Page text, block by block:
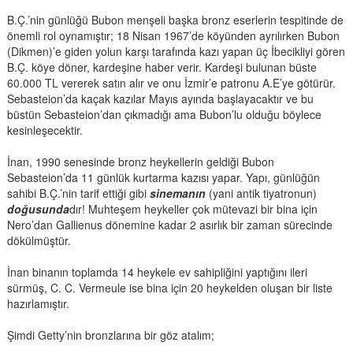
B.Ç.’nin günlüğü Bubon menşeli başka bronz eserlerin tespitinde de
önemli rol oynamıştır; 18 Nisan 1967’de köyünden ayrılırken Bubon
(Dikmen)’e giden yolun karşı tarafında kazı yapan üç İbecikliyi gören
B.Ç. köye döner, kardeşine haber verir. Kardeşi bulunan büste
60.000 TL vererek satın alır ve onu İzmir’e patronu A.E’ye götürür.
Sebasteion’da kaçak kazılar Mayıs ayında başlayacaktır ve bu
büstün Sebasteion’dan çıkmadığı ama Bubon’lu olduğu böylece
kesinleşecektir.
İnan, 1990 senesinde bronz heykellerin geldiği Bubon
Sebasteion’da 11 günlük kurtarma kazısı yapar. Yapı, günlüğün
sahibi B.Ç.’nin tarif ettiği gibi sinemanın (yani antik tiyatronun)
doğusundadır! Muhteşem heykeller çok mütevazi bir bina için
Nero’dan Gallienus dönemine kadar 2 asırlık bir zaman sürecinde
dökülmüştür.
İnan binanın toplamda 14 heykele ev sahipliğini yaptığını ileri
sürmüş, C. C. Vermeule ise bina için 20 heykelden oluşan bir liste
hazırlamıştır.
Şimdi Getty’nin bronzlarına bir göz atalım;